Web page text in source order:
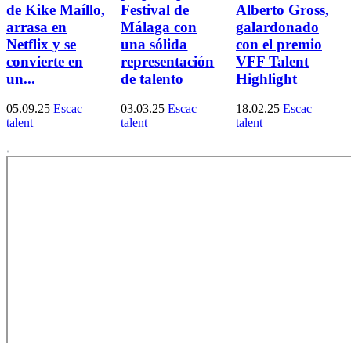
de Kike Maíllo,
arrasa en
Netflix y se
convierte en
un...
05.09.25 Escac
talent
Festival de
Málaga con
una sólida
representación
de talento
03.03.25 Escac
talent
Alberto Gross,
galardonado
con el premio
VFF Talent
Highlight
18.02.25 Escac
talent